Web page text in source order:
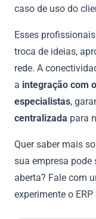
caso de uso do
Esses
troca de ideias,
rede. A
a integração com
especialistas,
centralizada para
Quer saber mais
sua empresa
aberta? Fale com
experimente o